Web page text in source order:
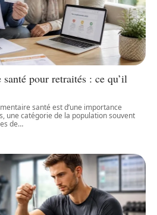
pour retraités : ce qu’il
santé est d’une importance
une catégorie de la population souvent
de…